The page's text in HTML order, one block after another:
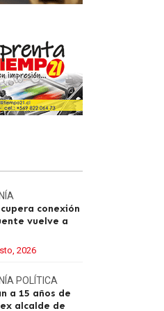
conexión
vuelve a
2026
POLÍTICA
a 15 años de
alcalde de